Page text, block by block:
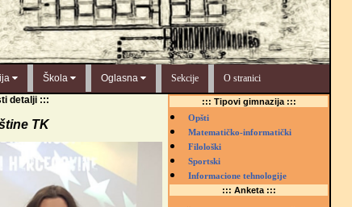
Škola Oglasna Sekcije O stranici
detalji :::
TK
::: Tipovi gimnazija :::
Opšti
Matematičko-informatički
Filološki
Sportski
Informacione tehnologije
::: Anketa :::